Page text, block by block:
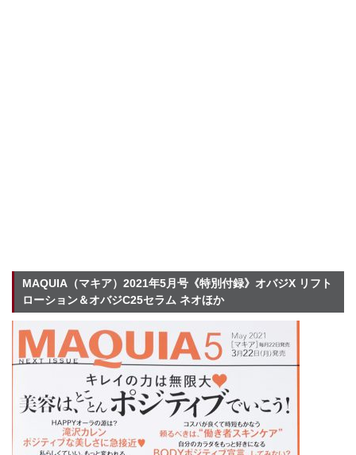
MAQUIA（マキア）2021年5月号《特別付録》オバジX リフト
ローション＆オバジC25セラム ネオほか